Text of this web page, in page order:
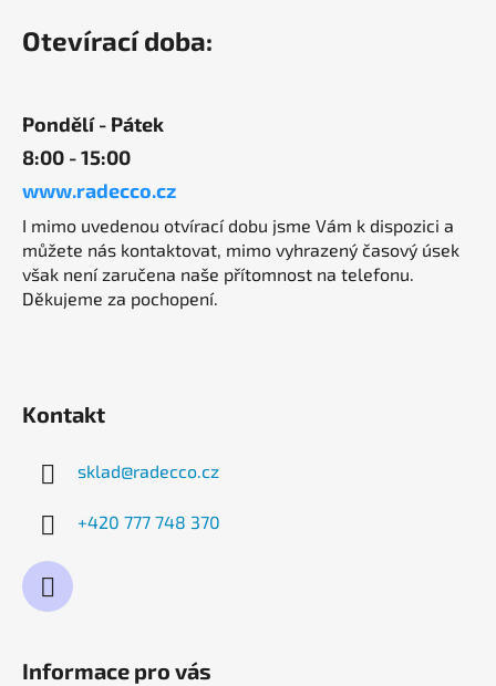
Otevírací doba:
Pondělí - Pátek
8:00 - 15:00
www.radecco.cz
I mimo uvedenou otvírací dobu jsme Vám k dispozici a
můžete nás kontaktovat, mimo vyhrazený časový úsek
však není zaručena naše přítomnost na telefonu.
Děkujeme za pochopení.
Kontakt
sklad@radecco.cz
+420 777 748 370
Informace pro vás